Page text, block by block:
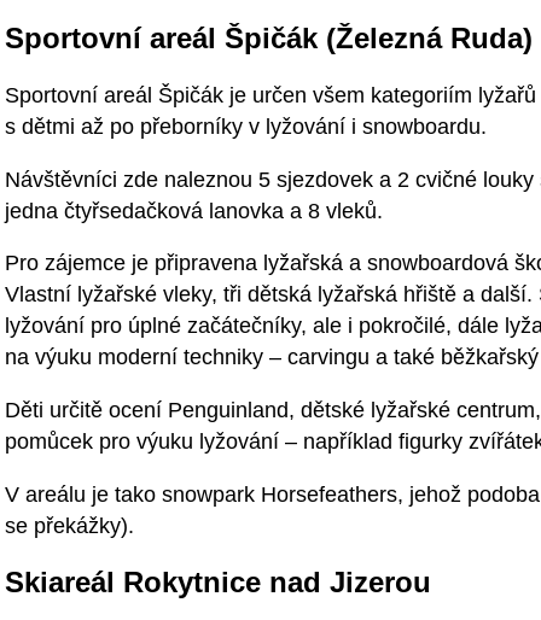
Sportovní areál Špičák (Železná Ruda)
Sportovní areál Špičák je určen všem kategoriím
s dětmi až po přeborníky v lyžování i snowboardu.
Návštěvníci zde naleznou 5 sjezdovek a 2 cvičné
jedna čtyřsedačková lanovka a 8 vleků.
Pro zájemce je připravena lyžařská a snowboardová
Vlastní lyžařské vleky, tři dětská lyžařská hřiště a
lyžování pro úplné začátečníky, ale i pokročilé, dále
na výuku moderní techniky – carvingu a také
Děti určitě ocení Penguinland, dětské lyžařské
pomůcek pro výuku lyžování – například figurky
V areálu je tako snowpark Horsefeathers, jehož
se překážky).
Skiareál Rokytnice nad Jizerou